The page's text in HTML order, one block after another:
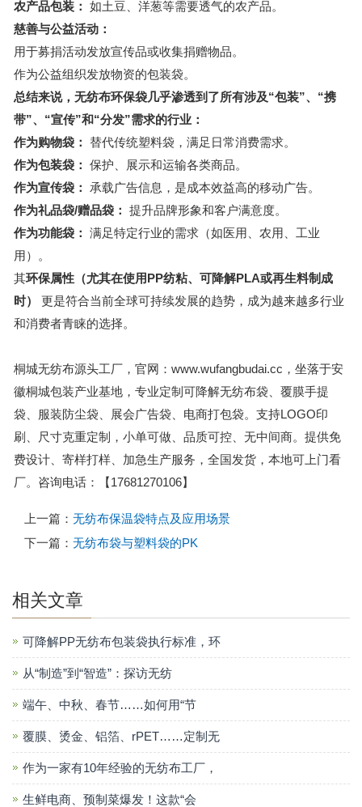
农产品包装： 如土豆、洋葱等需要透气的农产品。
慈善与公益活动：
用于募捐活动发放宣传品或收集捐赠物品。
作为公益组织发放物资的包装袋。
总结来说，无纺布环保袋几乎渗透到了所有涉及“包装”、“携
带”、“宣传”和“分发”需求的行业：
作为购物袋：
替代传统塑料袋，满足日常消费需求。
作为包装袋： 保护、展示和运输各类商品。
作为宣传袋：
承载广告信息，是成本效益高的移动广告。
作为礼品袋/赠品袋： 提升品牌形象和客户满意度。
作为功能袋： 满足特定行业的需求（如医用、农用、工业
用）。
其环保属性（尤其在使用PP纺粘、可降解PLA或再生料制成
时）
更是符合当前全球可持续发展的趋势，成为越来越多行业
和消费者青睐的选择。
桐城无纺布源头工厂，官网：www.wufangbudai.cc，坐落于安
徽桐城包装产业基地，专业定制可降解无纺布袋、覆膜手提
袋、服装防尘袋、展会广告袋、电商打包袋。支持LOGO印
刷、尺寸克重定制，小单可做、品质可控、无中间商。提供免
费设计、寄样打样、加急生产服务，全国发货，本地可上门看
厂。咨询电话：【17681270106】
上一篇： 无纺布保温袋特点及应用场景
下一篇： 无纺布袋与塑料袋的PK
相关文章
可降解PP无纺布包装袋执行标准，环
从“制造”到“智造”：探访无纺
端午、中秋、春节……如何用“节
覆膜、烫金、铝箔、rPET……定制无
作为一家有10年经验的无纺布工厂，
生鲜电商、预制菜爆发！这款“会